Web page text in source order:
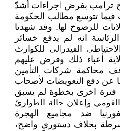
لوّح ترامب بفرض اجراءات أشدّ
فيما تتوسع مطالب الحكومة
للرضوخ لها. وقد شهدنا
انه لم يدفع خسائر
الفيدرالي للكوارث
أعباء ذلك وفرض عليهم
محاكمة شركات التأمين
عن دفع التعويضات لأصحاب
فترة اخرى بخطوة لم يسبق
وإعلان حالة الطوارئ
ضد مجاميع الهجرة
بخلاف دستوري واضح،